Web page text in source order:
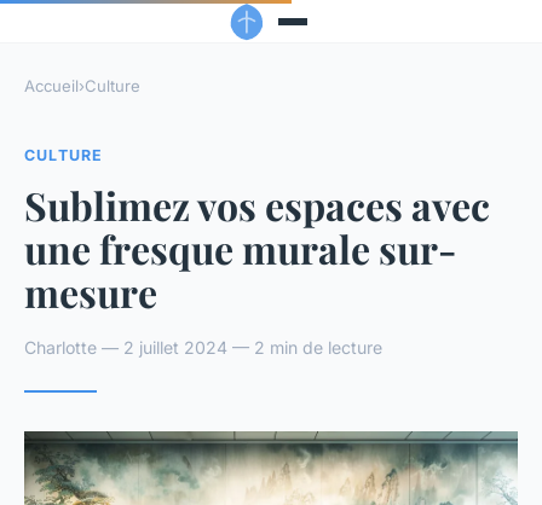
Accueil›Culture
CULTURE
Sublimez vos espaces avec
une fresque murale sur-
mesure
Charlotte — 2 juillet 2024 — 2 min de lecture